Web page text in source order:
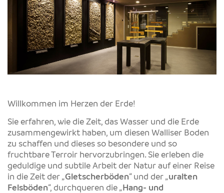
Willkommen im Herzen der Erde!
Sie erfahren, wie die Zeit, das Wasser und die Erde
zusammengewirkt haben, um diesen Walliser Boden
zu schaffen und dieses so besondere und so
fruchtbare Terroir hervorzubringen. Sie erleben die
geduldige und subtile Arbeit der Natur auf einer Reise
in die Zeit der „Gletscherböden“ und der „uralten
Felsböden“, durchqueren die „ Hang- und